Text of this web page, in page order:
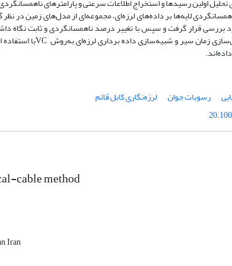
لایه‌ها بر داده‌های لرزه‌ای، مجموعه‌ای از مدل‌های زمین در
بررسی قرار گرفت و سپس با تغییر درصد ناهمسانگردی و ثابت نگاه
رسوبات جوان
لرزه‌نگاری کابل قائم
cable method
Iran